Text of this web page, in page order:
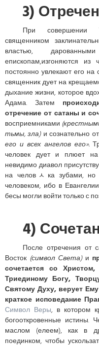
3)
При совершении
священником
властью,
епископам,изгоняются
постоянно увлекают его на
священник дует на
дыхание жизни, которое
Адама. Затем
отречение от сатаны и
восприемниками
тьмы, зла)и сознательно
его и всех ангелов его».
человек дует и плюет
невидимо диавол
на человﾵка зубами, но
человеком, ибо в
бесы могли войти только с
4)
После отречения от
Восток (символ Света) и
сочетается со
Триединому Богу,
Святому Духу, верует
краткое исповедание
Символ Веры, в котором
богооткровенные истины.
маслом (елеем), как в
поединком, чтобы